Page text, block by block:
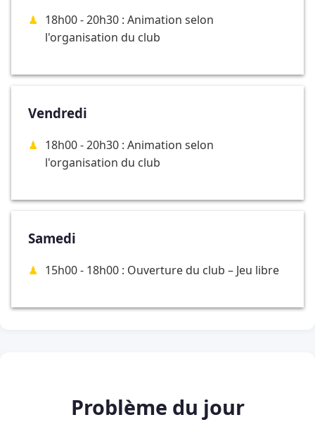
18h00 - 20h30 : Animation selon
l'organisation du club
Vendredi
18h00 - 20h30 : Animation selon
l'organisation du club
Samedi
15h00 - 18h00 : Ouverture du club – Jeu libre
Problème du jour